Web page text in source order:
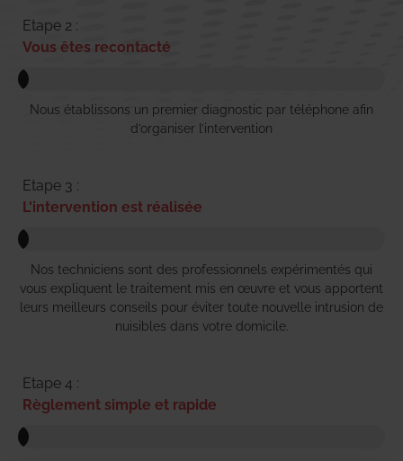
Etape 2 :
Vous êtes recontacté
Nous établissons un premier diagnostic par téléphone afin
d’organiser l’intervention
Etape 3 :
L'intervention est réalisée
Nos techniciens sont des professionnels expérimentés qui
vous expliquent le traitement mis en œuvre et vous apportent
leurs meilleurs conseils pour éviter toute nouvelle intrusion de
nuisibles dans votre domicile.
Etape 4 :
Règlement simple et rapide